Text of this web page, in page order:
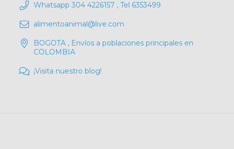
Whatsapp 304 4226157 , Tel 6353499
alimentoanimal@live.com
BOGOTA , Envíos a poblaciones principales en
COLOMBIA
¡Visita nuestro blog!